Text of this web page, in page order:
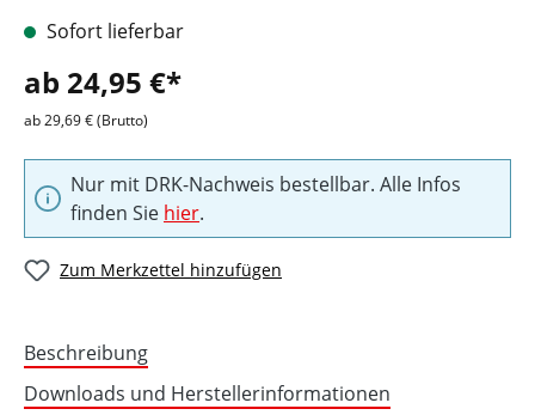
Sofort lieferbar
ab 24,95 €*
ab 29,69 € (Brutto)
Nur mit DRK-Nachweis bestellbar. Alle Infos
finden Sie hier.
Zum Merkzettel hinzufügen
Beschreibung
Downloads und Herstellerinformationen